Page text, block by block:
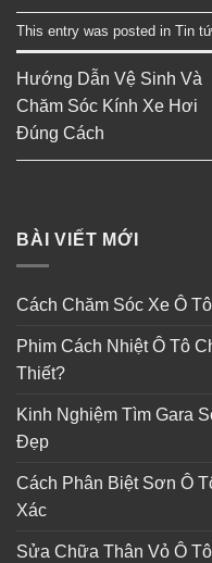
This entry was posted in Tin
Hướng Dẫn Vệ Sinh Và
Chăm Sóc Kính Xe Hơi
Đúng Cách
BÀI VIẾT MỚI
Cách Chăm Sóc Xe Ô
Phim Cách Nhiệt Ô Tô
Thiết?
Kinh Nghiệm Tìm Gara
Đẹp
Cách Phân Biệt Sơn Ô
Xác
Sửa Chữa Thân Vỏ Ô